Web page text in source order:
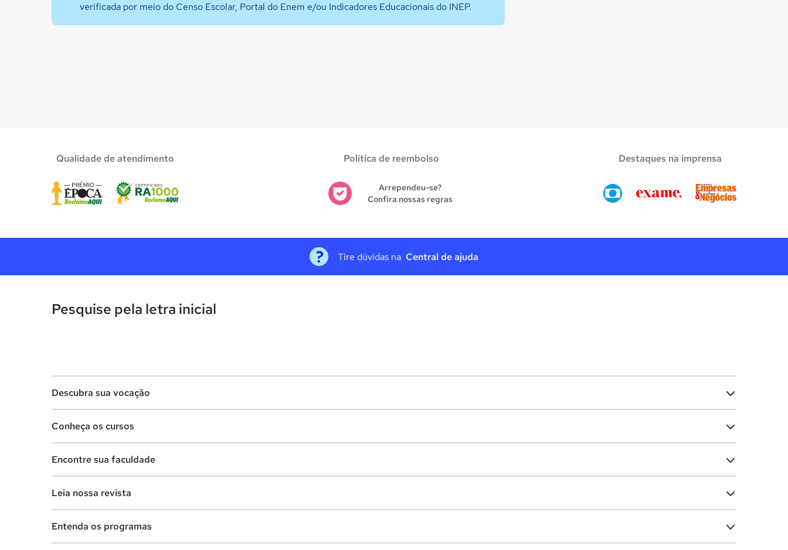
verificada por meio do Censo Escolar, Portal do Enem e/ou Indicadores Educacionais do INEP.
Qualidade de atendimento Política de reembolso
Arrependeu-se?
Confira nossas regras
Destaques na imprensa
Tire dúvidas na Central de ajuda
Pesquise pela letra inicial
Descubra sua vocação
Lista de profissões
Conheça os cursos
Cursos de graduação
Cursos livres
Encontre sua faculdade
Faculdades na sua cidade
Leia nossa revista
Entenda os programas